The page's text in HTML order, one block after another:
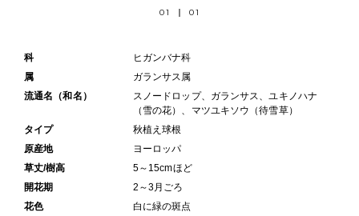
01 01
科
ヒガンバナ科
属
ガランサス属
流通名（和名）
スノードロップ、ガランサス、ユキノハナ
（雪の花）、マツユキソウ（待雪草）
タイプ
秋植え球根
原産地
ヨーロッパ
草丈/樹高
5～15cmほど
開花期
2～3月ごろ
花色
白に緑の斑点